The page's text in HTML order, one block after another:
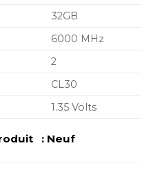
32GB
6000 MHz
2
CL30
1.35 Volts
: Neuf